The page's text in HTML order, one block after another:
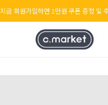
지금 회원가입하면 1만원 쿠폰 증정 및